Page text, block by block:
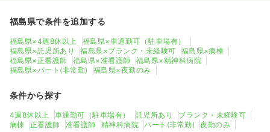
福島県で条件を追加する
福島県×4週8休以上
福島県×車通勤可（駐車場有）
福島県×託児所あり
福島県×ブランク・未経験可
福島県×病棟
福島県×正看護師
福島県×准看護師
福島県×精神科病院
福島県×パート(非常勤)
福島県×夜勤のみ
条件から探す
4週8休以上 車通勤可（駐車場有） 託児所あり
ブランク・未経験可
病棟
正看護師 准看護師 精神科病院 パート(非常勤) 夜勤のみ